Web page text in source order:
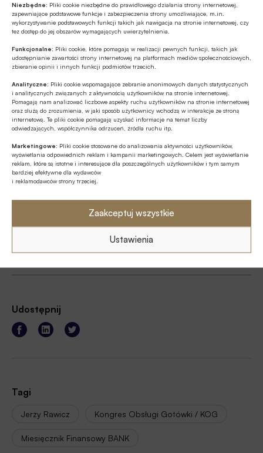
Niezbędne: Pliki cookie niezbędne do prawidłowego działania strony internetowej,
zapewniające podstawowe funkcje i zabezpieczenia strony umożliwiające, m.in.
wykorzystywanie podstawowych funkcji takich jak nawigacja na stronie internetowej, czy
tez dostęp do jej obszarów wymagających uwierzytelnienia.
Funkcjonalne: Pliki cookie, które pomagają w realizacji pewnych funkcji, takich jak
udostępnianie zawartości strony internetowej na platformach mediów społecznościowych,
zbieranie opinii i innych funkcji podmiotów trzecich.
Analityczne: Pliki cookie wspomagające zebranie anonimowych danych statystycznych
i analitycznych związanych z aktywnością użytkowników na stronie internetowej.
Pomagają nam analizować liczbowe aspekty ruchu użytkowników na stronie internetowej
oraz służą do zrozumienia, w jaki sposób użytkownicy wchodzą w interakcje ze stroną
internetową. Te pliki cookie pomagają uzyskać informacje na temat liczby
odwiedzających, współczynnika odrzuceń, źródła ruchu itp.
Marketingowe: Pliki cookie stosowane do analizowania aktywności użytkowników,
wyświetlania odpowiednich reklam i kampanii marketingowych. Celem jest wyświetlanie
reklam, które są istotne i interesujące dla poszczególnych użytkowników i tym samym
bardziej efektywne dla wydawców
i reklamodawców strony trzeciej.
Zaakceptuj wszystkie
Ustawienia
Wyślij SMSa o treści
PLAQC.C9B3
na numer
Koszt wysłania SMSa to19zł
netto (23.37zł z VAT)
Źródło:Miesięcznik Finansowy BANK
Udostępnij
Tagi
Jerzy Rawicz Kongres Obsługi Gotówki / KOG
Miesięcznik Finansowy BANK